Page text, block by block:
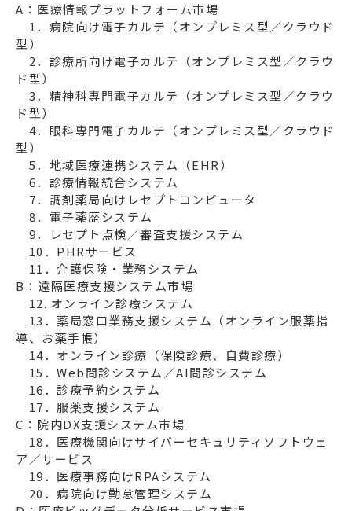
A：医療情報プラットフォーム市場
1．病院向け電子カルテ（オンプレミス型／クラウド
型）
2．診療所向け電子カルテ（オンプレミス型／クラウ
ド型）
3．精神科専門電子カルテ（オンプレミス型／クラウ
ド型）
4．眼科専門電子カルテ（オンプレミス型／クラウド
型）
5．地域医療連携システム（EHR）
6．診療情報統合システム
7．調剤薬局向けレセプトコンピュータ
8．電子薬歴システム
9．レセプト点検／審査支援システム
10．PHRサービス
B：遠隔医療支援システム市場
12. オンライン診療システム
13．薬局窓口業務支援システム（オンライン服薬指
導、お薬手帳）
14．オンライン診療（保険診療、自費診療）
15．Web問診システム／AI問診システム
16．診療予約システム
C：院内DX支援システム市場
18．医療機関向けサイバーセキュリティソフトウェ
ア／サービス
19．医療事務向けRPAシステム